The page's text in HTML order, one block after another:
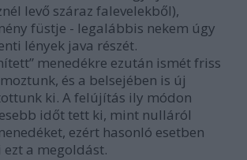
levő száraz falevelekből),
füstje - legalábbis nekem úgy
lények java részét.
menedékre ezután ismét friss
és a belsejében is új
ki. A felújítás ily módon
időt tett ki, mint nulláról
ezért hasonló esetben
a megoldást.